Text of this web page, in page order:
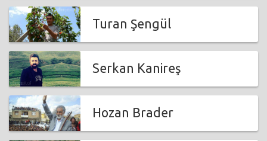
Turan Şengül
Serkan Kanireş
Hozan Brader